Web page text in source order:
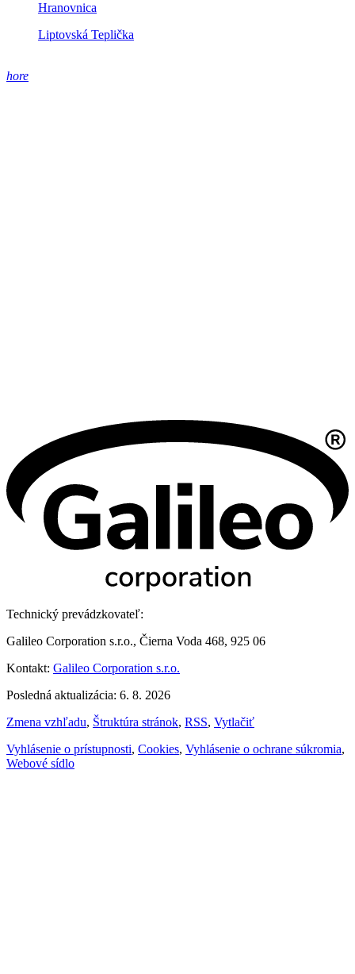
Hranovnica
Liptovská Teplička
hore
Technický prevádzkovateľ:
Galileo Corporation s.r.o., Čierna Voda 468, 925 06
Kontakt: Galileo Corporation s.r.o.
Posledná aktualizácia: 6. 8. 2026
Zmena vzhľadu, Štruktúra stránok, RSS, Vytlačiť
Vyhlásenie o prístupnosti, Cookies, Vyhlásenie o ochrane súkromia,
Webové sídlo